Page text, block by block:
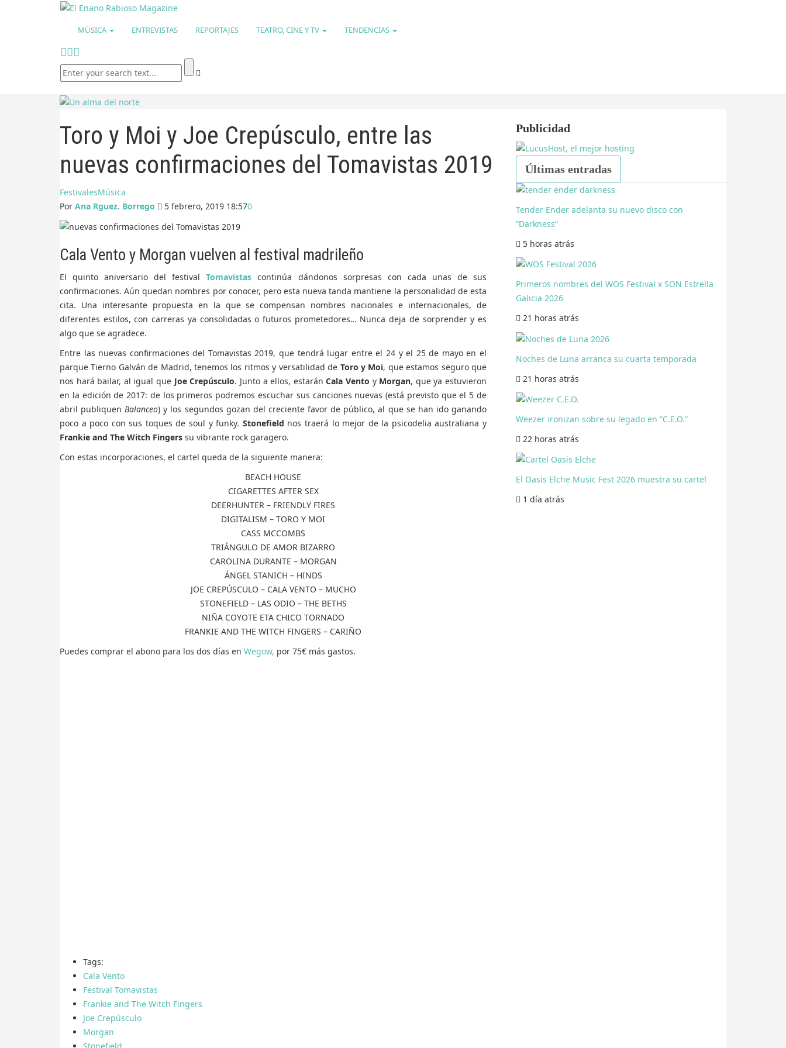
MÚSICA ENTREVISTAS REPORTAJES TEATRO, CINE Y TV TENDENCIAS
Toro y Moi y Joe Crepúsculo, entre las
nuevas confirmaciones del Tomavistas 2019
FestivalesMúsica
Por Ana Rguez. Borrego 5 febrero, 2019 18:570
Cala Vento y Morgan vuelven al festival madrileño
El quinto aniversario del festivalTomavistas continúa dándonos sorpresas con cada unas de sus
confirmaciones. Aún quedan nombres por conocer, pero esta nueva tanda mantiene la personalidad de esta
cita. Una interesante propuesta en la que se compensan nombres nacionales e internacionales, de
diferentes estilos, con carreras ya consolidadas o futuros prometedores… Nunca deja de sorprender y es
algo que se agradece.
Entre las nuevas confirmaciones del Tomavistas 2019, que tendrá lugar entre el 24 y el 25 de mayo en el
parque Tierno Galván de Madrid, tenemos los ritmos y versatilidad de Toro y Moi, que estamos seguro que
nos hará bailar, al igual que Joe Crepúsculo. Junto a ellos, estaránCala Vento y Morgan, que ya estuvieron
en la edición de 2017: de los primeros podremos escuchar sus canciones nuevas (está previsto que el 5 de
abril publiquen Balanceo) y los segundos gozan del creciente favor de público, al que se han ido ganando
poco a poco con sus toques de soul y funky. Stonefield nos traerá lo mejor de la psicodelia australiana y
Frankie and The Witch Fingers su vibrante rock garagero.
Con estas incorporaciones, el cartel queda de la siguiente manera:
BEACH HOUSE
CIGARETTES AFTER SEX
DEERHUNTER – FRIENDLY FIRES
DIGITALISM – TORO Y MOI
CASS MCCOMBS
TRIÁNGULO DE AMOR BIZARRO
CAROLINA DURANTE – MORGAN
ÁNGEL STANICH – HINDS
JOE CREPÚSCULO – CALA VENTO – MUCHO
STONEFIELD – LAS ODIO – THE BETHS
NIÑA COYOTE ETA CHICO TORNADO
FRANKIE AND THE WITCH FINGERS – CARIÑO
Puedes comprar el abono para los dos días en Wegow, por 75€ más gastos.
Tags:
Cala Vento
Festival Tomavistas
Frankie and The Witch Fingers
Joe Crepúsculo
Morgan
Publicidad
Últimas entradas
Tender Ender adelanta su nuevo disco con
“Darkness”
5 horas atrás
Primeros nombres del WOS Festival x SON Estrella
Galicia 2026
21 horas atrás
Noches de Luna arranca su cuarta temporada
21 horas atrás
Weezer ironizan sobre su legado en “C.E.O.”
22 horas atrás
El Oasis Elche Music Fest 2026 muestra su cartel
1 día atrás